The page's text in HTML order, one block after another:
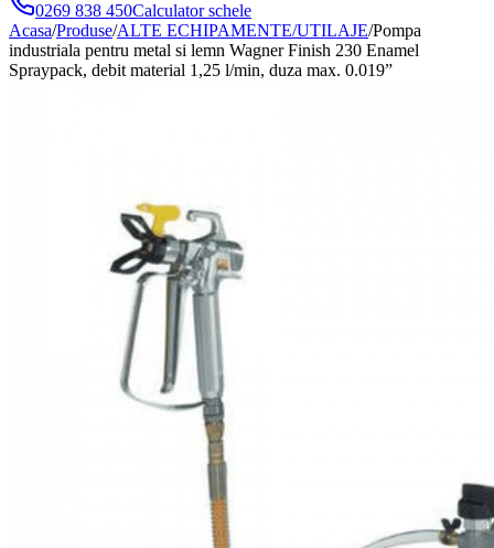
0269 838 450Calculator schele
Acasa/Produse/ALTE ECHIPAMENTE/UTILAJE/Pompa
industriala pentru metal si lemn Wagner Finish 230 Enamel
Spraypack, debit material 1,25 l/min, duza max. 0.019”